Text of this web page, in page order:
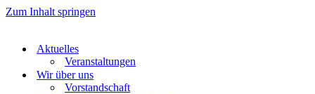
Zum Inhalt springen
Aktuelles
Veranstaltungen
Wir über uns
Vorstandschaft